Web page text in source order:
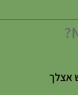
אצלך